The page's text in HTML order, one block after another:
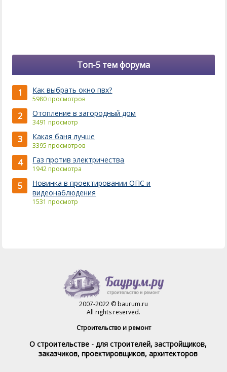
Топ-5 тем форума
1 Как выбрать окно пвх?
5980 просмотров
2 Отопление в загородный дом
3491 просмотр
3 Какая баня лучше
3395 просмотров
4 Газ против электричества
1942 просмотра
5
Новинка в проектировании ОПС и
видеонаблюдения
1531 просмотр
2007-2022 © baurum.ru
All rights reserved.
Строительство и ремонт
О строительстве - для строителей, застройщиков,
заказчиков, проектировщиков, архитекторов